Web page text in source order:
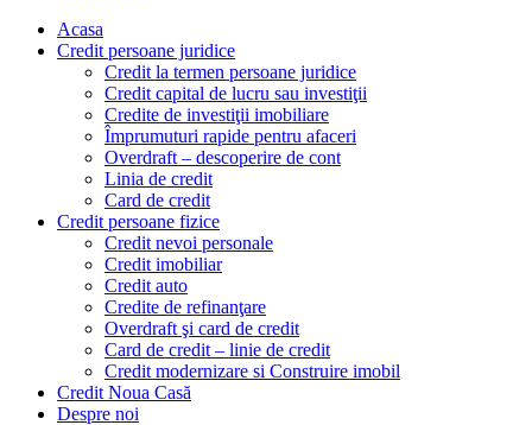
Acasa
Credit persoane juridice
Credit la termen persoane juridice
Credit capital de lucru sau investiţii
Credite de investiţii imobiliare
Împrumuturi rapide pentru afaceri
Overdraft – descoperire de cont
Linia de credit
Card de credit
Credit persoane fizice
Credit nevoi personale
Credit imobiliar
Credit auto
Credite de refinanţare
Overdraft şi card de credit
Card de credit – linie de credit
Credit modernizare si Construire imobil
Credit Noua Casă
Despre noi